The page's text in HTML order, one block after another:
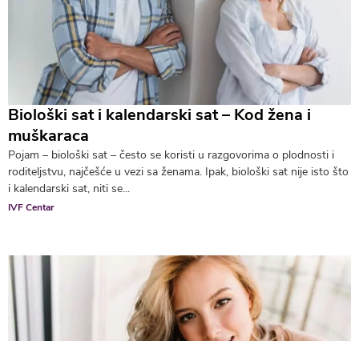
Biološki sat i kalendarski sat – Kod žena i
muškaraca
Pojam – biološki sat – često se koristi u razgovorima o plodnosti i
roditeljstvu, najčešće u vezi sa ženama. Ipak, biološki sat nije isto što
i kalendarski sat, niti se...
IVF Centar